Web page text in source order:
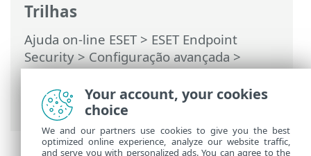
Trilhas
Ajuda on-line ESET> ESET Endpoint
Security>Configuração avançada>
Proteções>HIPS – Sistema de prevenção
de intrusão de hosts> Janela interativa
HIPS
Your account, your cookies
choice
We and our partners use cookies to give you the best
optimized online experience, analyze our website traffic,
and serve you with personalized ads. You can agree to the